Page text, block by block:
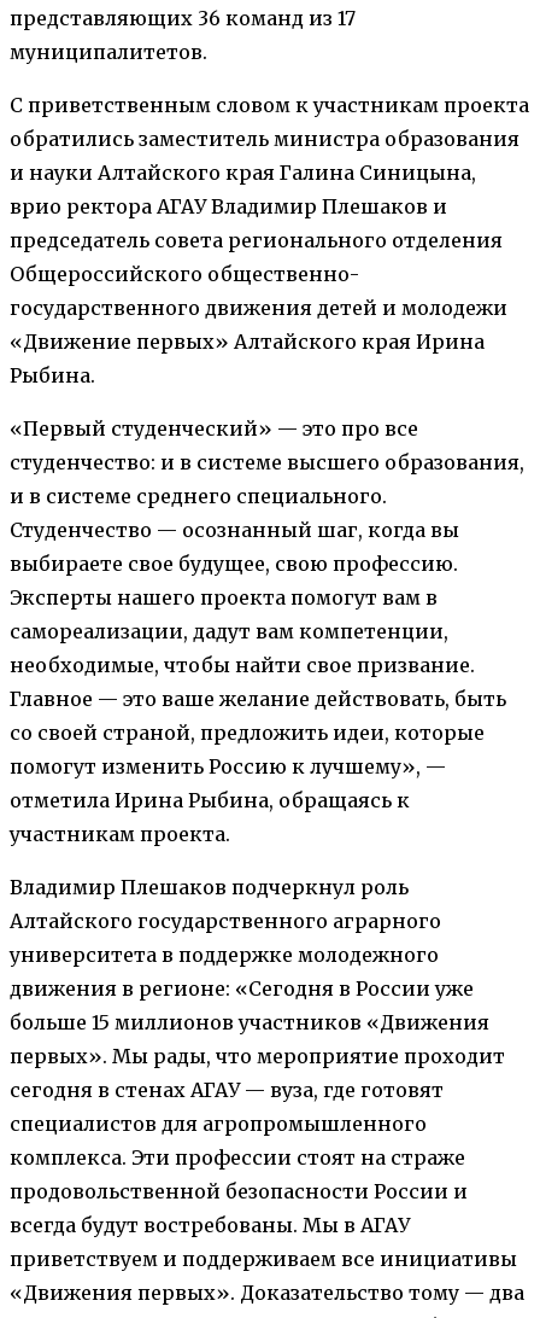
представляющих 36 команд из 17
муниципалитетов.
С приветственным словом к участникам проекта
обратились заместитель министра образования
и науки Алтайского края Галина Синицына,
врио ректора АГАУ Владимир Плешаков и
председатель совета регионального отделения
Общероссийского общественно-
государственного движения детей и молодежи
«Движение первых» Алтайского края Ирина
Рыбина.
«Первый студенческий» — это про все
студенчество: и в системе высшего образования,
и в системе среднего специального.
Студенчество — осознанный шаг, когда вы
выбираете свое будущее, свою профессию.
Эксперты нашего проекта помогут вам в
самореализации, дадут вам компетенции,
необходимые, чтобы найти свое призвание.
Главное — это ваше желание действовать, быть
со своей страной, предложить идеи, которые
помогут изменить Россию к лучшему», —
отметила Ирина Рыбина, обращаясь к
участникам проекта.
Владимир Плешаков подчеркнул роль
Алтайского государственного аграрного
университета в поддержке молодежного
движения в регионе: «Сегодня в России уже
больше 15 миллионов участников «Движения
первых». Мы рады, что мероприятие проходит
сегодня в стенах АГАУ — вуза, где готовят
специалистов для агропромышленного
комплекса. Эти профессии стоят на страже
продовольственной безопасности России и
всегда будут востребованы. Мы в АГАУ
приветствуем и поддерживаем все инициативы
«Движения первых». Доказательство тому — два